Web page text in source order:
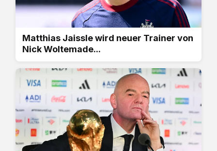
Matthias Jaissle wird neuer Trainer von
Nick Woltemade...